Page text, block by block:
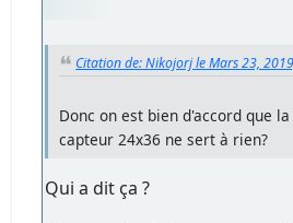
Citation de: Nikojorj le Mars 23,
Donc on est bien d'accord que
capteur 24x36 ne sert à rien?
Qui a dit ça ?